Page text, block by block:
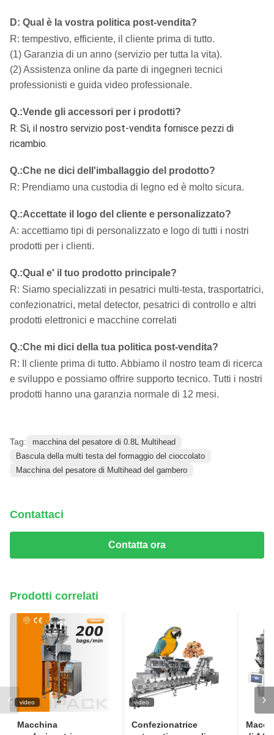
D: Qual è la vostra politica post-vendita?
R: tempestivo, efficiente, il cliente prima di tutto.
(1) Garanzia di un anno (servizio per tutta la vita).
(2) Assistenza online da parte di ingegneri tecnici
professionisti e guida video professionale.
Q.:Vende gli accessori per i prodotti?
R: Sì, il nostro servizio post-vendita fornisce pezzi di
ricambio.
Q.:Che ne dici dell'imballaggio del prodotto?
R: Prendiamo una custodia di legno ed è molto sicura.
Q.:Accettate il logo del cliente e personalizzato?
A: accettiamo tipi di personalizzato e logo di tutti i nostri
prodotti per i clienti.
Q.:Qual e' il tuo prodotto principale?
R: Siamo specializzati in pesatrici multi-testa, trasportatrici,
confezionatrici, metal detector, pesatrici di controllo e altri
prodotti elettronici e macchine correlati
Q.:Che mi dici della tua politica post-vendita?
R: Il cliente prima di tutto. Abbiamo il nostro team di ricerca
e sviluppo e possiamo offrire supporto tecnico. Tutti i nostri
prodotti hanno una garanzia normale di 12 mesi.
Tag:
macchina del pesatore di 0.8L Multihead
Bascula della multi testa del formaggio del cioccolato
Macchina del pesatore di Multihead del gambero
Contattaci
Contatta ora
Prodotti correlati
video
Macchina
video
Confezionatrice